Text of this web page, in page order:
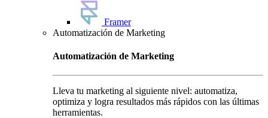
Framer
Automatización de Marketing
Automatización de Marketing
Lleva tu marketing al siguiente nivel: automatiza,
optimiza y logra resultados más rápidos con las últimas
herramientas.